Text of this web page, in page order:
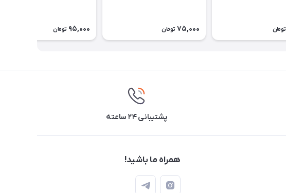
تومان 75,000 تومان 95,000 تومان
پشتیبانی ۲۴ ساعته
همراه ما باشید!